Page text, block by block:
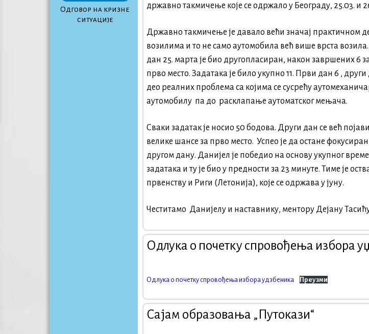
државно такмичење које се одржало у Београду, 25.03. и
Државно такмичење је давало већи значај практичном
возилима и то не само аутомобила већ више врста
дан 25. марта је био другопласиран, након завршених 6
прво место. Задатака је било укупно 11. Први дан 6 ,
део реалних проблема са којима се сусрећу
аутомобилу па до расклапање аутоматског мењача.
Сваки задатак је носио 50 бодова. Други дан се већ
велике шансе за прво место. Успео је да остане
другом дану. Данијел је победио на основу укупног
задатака и ту је био у предности за 23 минуте. Тиме је
првенству и Риги (Летонија), које се одржава у јуну.
Честитамо Данијелу и наставнику, ментору Дејану
Одлука о почетку спровођења избора
Одлука о почетку спровођења избора удзбеника Преузми
Сајам образовања „Путокази“
Одговор на кризне
ситуације